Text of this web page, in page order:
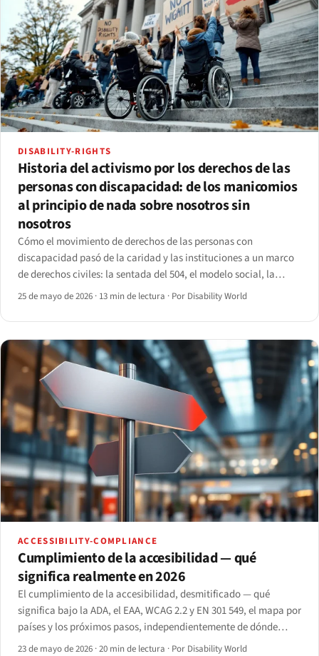
DISABILITY-RIGHTS
Historia del activismo por los derechos de las
personas con discapacidad: de los manicomios
al principio de nada sobre nosotros sin
nosotros
Cómo el movimiento de derechos de las personas con
discapacidad pasó de la caridad y las instituciones a un marco
de derechos civiles: la sentada del 504, el modelo social, la
desinstitucionalización, el Capitol Crawl y el camino hacia la
25 de mayo de 2026 · 13 min de lectura · Por Disability World
ACCESSIBILITY-COMPLIANCE
Cumplimiento de la accesibilidad — qué
significa realmente en 2026
El cumplimiento de la accesibilidad, desmitificado — qué
significa bajo la ADA, el EAA, WCAG 2.2 y EN 301 549, el mapa por
países y los próximos pasos, independientemente de dónde
opere.
23 de mayo de 2026 ·20 min de lectura · Por Disability World